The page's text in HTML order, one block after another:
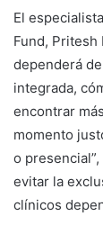
El
Fund,
dependerá
integrada,
encontrar
momento
o
evitar la
clínicos